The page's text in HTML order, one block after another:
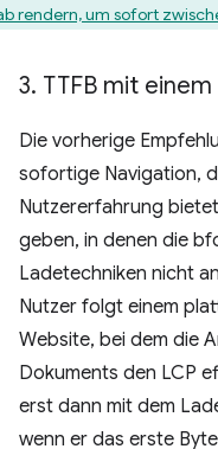
rendern, um sofort
3. TTFB mit
Die vorherige
sofortige Navigation,
Nutzererfahrung
geben, in denen die
Ladetechniken nicht
Nutzer folgt einem
Website, bei dem die
Dokuments den LCP
erst dann mit dem
wenn er das erste